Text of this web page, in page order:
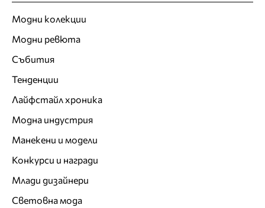
Модни колекции
Модни ревюта
Събития
Тенденции
Лайфстайл хроника
Модна индустрия
Манекени и модели
Конкурси и награди
Млади дизайнери
Световна мода